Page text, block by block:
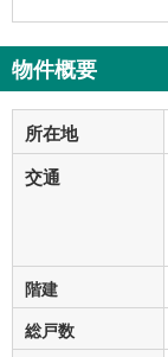
物件概要
所在地
交通
階建
総戸数